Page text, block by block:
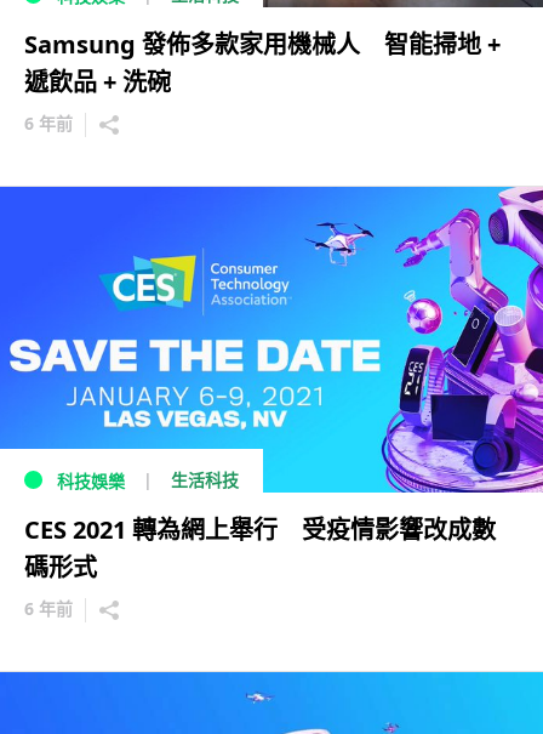
Samsung 發佈多款家用機械人 智能掃地 +
遞飲品 + 洗碗
6 年前
科技娛樂 生活科技
CES 2021 轉為網上舉行 受疫情影響改成數
碼形式
6 年前